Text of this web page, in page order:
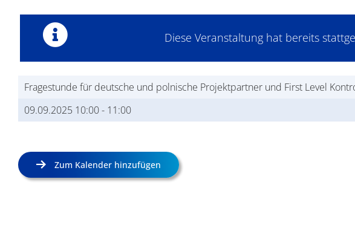
Diese Veranstaltung hat bereits
Fragestunde für deutsche und polnische Projektpartner und First Level
09.09.2025 10:00- 11:00
Zum Kalender hinzufügen